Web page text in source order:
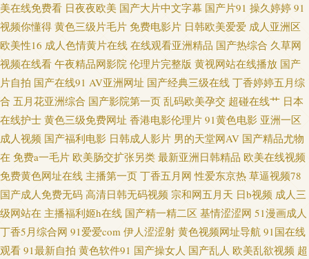
无码三极 在线播放黑丝91 超碰卧艹 人妻美少妇 尤物网站91 成人午夜蜜桃 老
湿影院体验区 少妇人妻影院 91蝌蚪色情 国产吃瓜在线 欧美a√在线 亚洲色涩
看 日韩色情AV导航 91成人区 福利在线aa 美欧性娱烁 丝袜美尻人妻偷拍 豆
花视频制服资源 欧洲人妖内射 91才热 成人三级免费网站 欧美精品综合 伊人
艹久 超碰久在线 久久青青草 天美mv入口 成人区人妻视频 欧美特集黄色A片
自慰喷水网站 超碰在线免费公开 狼人综合婷婷五月 色色午夜影院 91清清视
美在线免费看 日夜夜欧美 国产大片中文字幕 国产片91 操久婷婷 91
视频你懂得 黄色三级片毛片 免费电影片 日韩欧美爱爱 成人亚洲区
欧美性16 成人色情黄片在线 在线观看亚洲精品 国产热综合 久草网
视频在线看 午夜精品网影院 伦理片完整版 黄视网站在线播放 国产
片自拍 国产在线91 AV亚洲网址 国产经典三级在线 丁香婷婷五月综
合 五月花亚洲综合 国产影院第一页 乱码欧美孕交 超碰在线艹 日本
在线护士 黄色三级免费网址 香港电影伦理片 91黄色电影 亚洲一区
成人视频 国产福利电影 日韩成人影片 男的天堂网AV 国产精品尤物
在 免费a一毛片 欧美肠交扩张另类 最新亚洲日韩精品 欧美在线视频
免费黄色网址在线 主播第一页 丁香五月网 性爱东京热 草逼视频78
国产成人免费无码 高清日韩无码视频 宗和网五月天 日b视频 成人三
级网站在 主播福利姬h在线 国产精一精二区 基情涩涩网 51漫画成人
丁香5月综合网 91爱爱com 伊人涩涩射 黄色视频网址导航 91国在线
观看 91最新自拍 黄色软件91 国产操女人 国产乱人 欧美乱欲视频 超